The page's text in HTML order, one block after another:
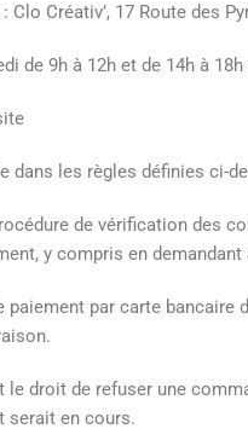
Clo Créativ’, 17 Route des
de 9h à 12h et de 14h à
dans les règles définies ci-
de vérification des
y compris en
paiement par carte
le droit de refuser une
serait en cours.